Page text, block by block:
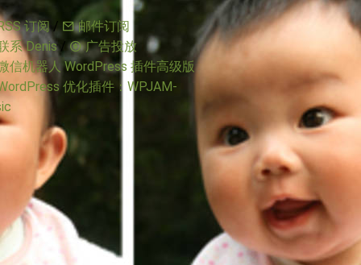
订阅/
邮件订阅
系 Denis/
广告投放
信机器人 WordPress 插件高级版
优化插件：WPJAM-